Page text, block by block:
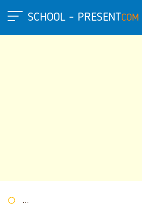
SCHOOL - PRESENTCOM